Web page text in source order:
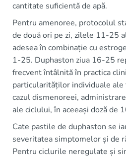
cantitate suficientă de apă.
Pentru amenoree, protocolul
de două ori pe zi, zilele 11-25
adesea în combinație cu
1-25. Duphaston ziua 16-25
frecvent întâlnită în practica
particularităților individuale ale
cazul dismenoreei,
ale ciclului, în aceeași doză de
Cate pastile de duphaston se
severitatea simptomelor și de
Pentru ciclurile neregulate și